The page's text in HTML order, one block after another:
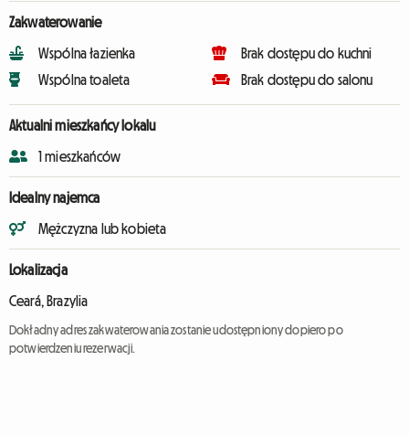
Zakwaterowanie
Wspólna łazienka
Wspólna toaleta
Brak dostępu do kuchni
Brak dostępu do salonu
Aktualni mieszkańcy lokalu
1 mieszkańców
Idealny najemca
Mężczyzna lub kobieta
Lokalizacja
Ceará, Brazylia
Dokładny adres zakwaterowania zostanie udostępniony dopiero po
potwierdzeniu rezerwacji.